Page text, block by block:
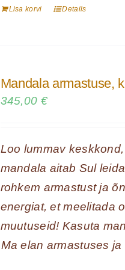
Lisa korvi Details
Mandala armastuse,
345,00 €
Loo lummav
mandala aitab Sul
rohkem armastust ja
energiat, et meelitada
muutuseid! Kasuta
Ma elan armastuses